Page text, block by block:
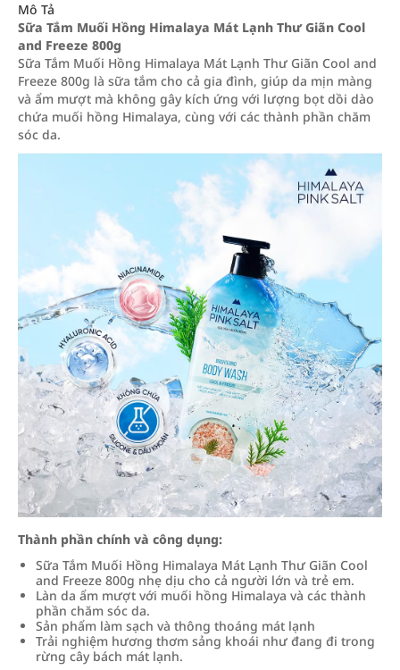
Mô Tả
Sữa Tắm Muối Hồng Himalaya Mát Lạnh Thư Giãn Cool
and Freeze 800g
Sữa Tắm Muối Hồng Himalaya Mát Lạnh Thư Giãn Cool and
Freeze 800g là sữa tắm cho cả gia đình, giúp da mịn màng
và ẩm mượt mà không gây kích ứng với lượng bọt dồi dào
chứa muối hồng Himalaya, cùng với các thành phần chăm
sóc da.
Thành phần chính và công dụng:
Sữa Tắm Muối Hồng Himalaya Mát Lạnh Thư Giãn Cool
and Freeze 800g nhẹ dịu cho cả người lớn và trẻ em.
Làn da ẩm mượt với muối hồng Himalaya và các thành
phần chăm sóc da.
Sản phẩm làm sạch và thông thoáng mát lạnh
Trải nghiệm hương thơm sảng khoái như đang đi trong
rừng cây bách mát lạnh.